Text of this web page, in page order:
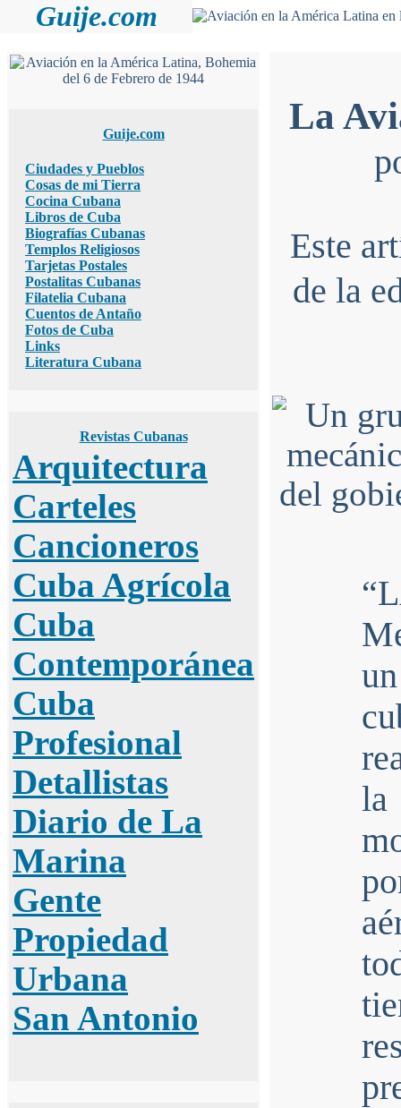
Guije.com
Guije.com
Ciudades y Pueblos
Cosas de mi Tierra
Cocina Cubana
Libros de Cuba
Biografías Cubanas
Templos Religiosos
Tarjetas Postales
Postalitas Cubanas
Filatelia Cubana
Cuentos de Antaño
Fotos de Cuba
Links
Literatura Cubana
Revistas Cubanas
Arquitectura
Carteles
Cancioneros
Cuba Agrícola
Cuba
Contemporánea
Cuba
Profesional
Detallistas
Diario de La
Marina
Gente
Propiedad
Urbana
San Antonio
La
Este
de la
la